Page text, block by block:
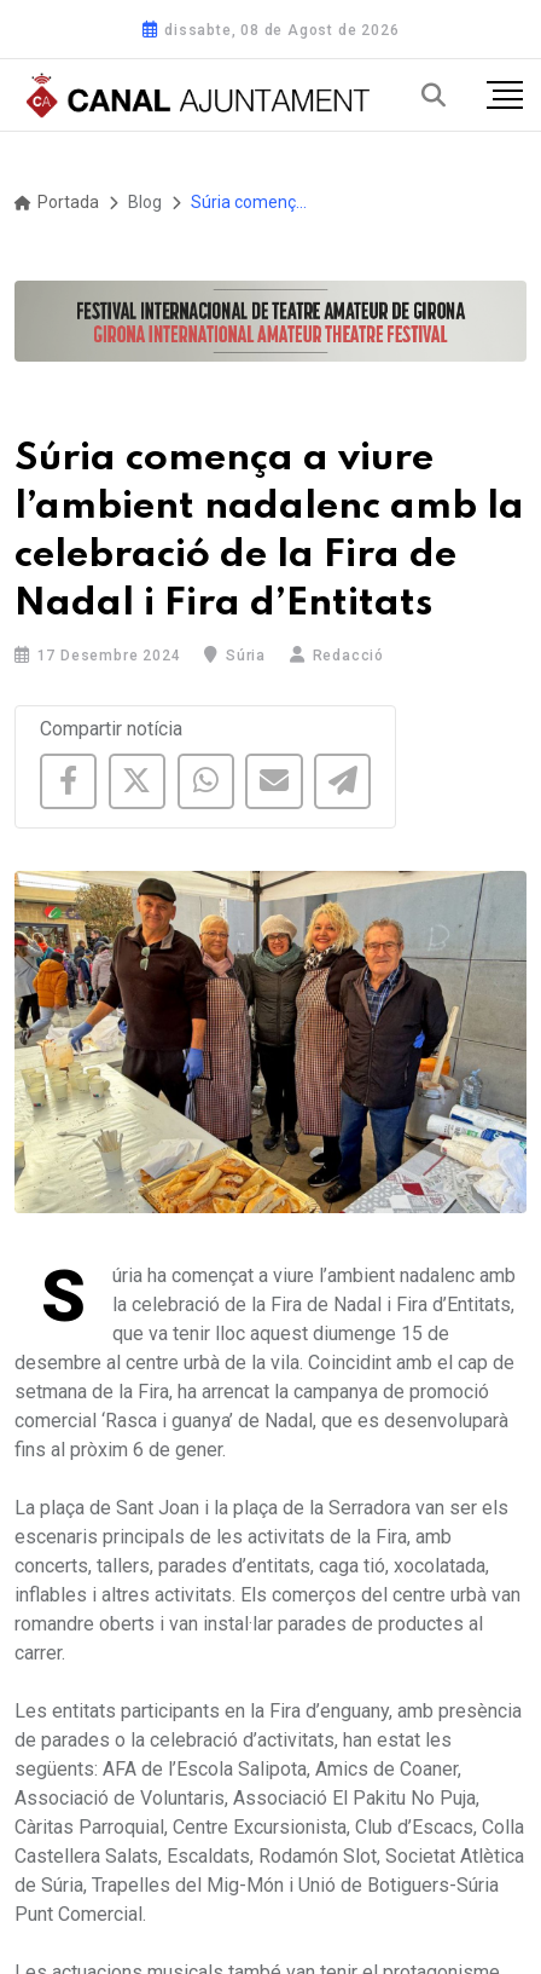
dissabte, 08 de Agost de 2026
Portada Blog
Súria comença a viure
l’ambient nadalenc amb la
celebració de la Fira de
Nadal i Fira d’Entitats
17 Desembre 2024 Súria Redacció
Compartir notícia
S
úria ha començat a viure l’ambient nadalenc amb
la celebració de la Fira de Nadal i Fira d’Entitats,
que va tenir lloc aquest diumenge 15 de
desembre al centre urbà de la vila. Coincidint amb el cap de
setmana de la Fira, ha arrencat la campanya de promoció
comercial ‘Rasca i guanya’ de Nadal, que es desenvoluparà
fins al pròxim 6 de gener.
La plaça de Sant Joan i la plaça de la Serradora van ser els
escenaris principals de les activitats de la Fira, amb
concerts, tallers, parades d’entitats, caga tió, xocolatada,
inflables i altres activitats. Els comerços del centre urbà van
romandre oberts i van instal·lar parades de productes al
carrer.
Les entitats participants en la Fira d’enguany, amb presència
de parades o la celebració d’activitats, han estat les
següents: AFA de l’Escola Salipota, Amics de Coaner,
Associació de Voluntaris, Associació El Pakitu No Puja,
Càritas Parroquial, Centre Excursionista, Club d’Escacs, Colla
Castellera Salats, Escaldats, Rodamón Slot, Societat Atlètica
de Súria, Trapelles del Mig-Món i Unió de Botiguers-Súria
Punt Comercial.